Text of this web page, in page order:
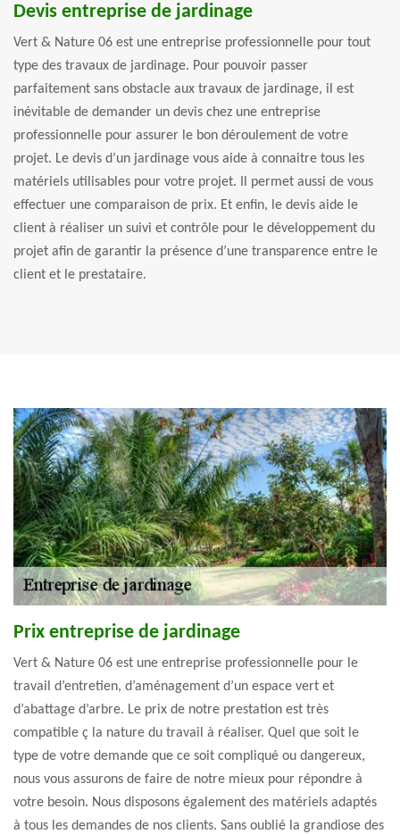
Devis entreprise de jardinage
Vert & Nature 06 est une entreprise professionnelle pour tout
type des travaux de jardinage. Pour pouvoir passer
parfaitement sans obstacle aux travaux de jardinage, il est
inévitable de demander un devis chez une entreprise
professionnelle pour assurer le bon déroulement de votre
projet. Le devis d’un jardinage vous aide à connaitre tous les
matériels utilisables pour votre projet. Il permet aussi de vous
effectuer une comparaison de prix. Et enfin, le devis aide le
client à réaliser un suivi et contrôle pour le développement du
projet afin de garantir la présence d’une transparence entre le
client et le prestataire.
Prix entreprise de jardinage
Vert & Nature 06 est une entreprise professionnelle pour le
travail d’entretien, d’aménagement d’un espace vert et
d’abattage d’arbre. Le prix de notre prestation est très
compatible ç la nature du travail à réaliser. Quel que soit le
type de votre demande que ce soit compliqué ou dangereux,
nous vous assurons de faire de notre mieux pour répondre à
votre besoin. Nous disposons également des matériels adaptés
à tous les demandes de nos clients. Sans oublié la grandiose des